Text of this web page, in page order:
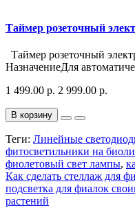
Таймер розеточный
Таймер розеточный
НазначениеДля
1 499.00 р. 2 999.00 р.
В корзину
Теги: Линейные
фитосветильники на
фиолетовый свет лампы,
Как сделать стеллаж для
подсветка для фиалок
растений